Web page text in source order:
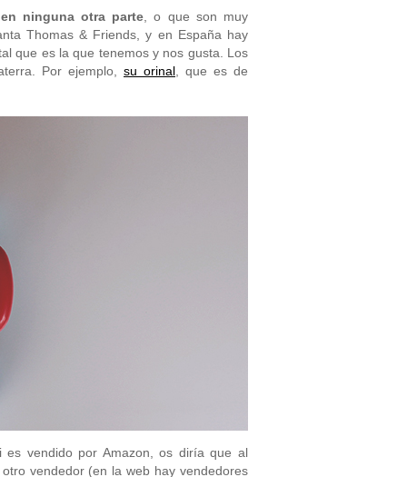
ninguna otra parte , o que son muy
Thomas & Friends, y en España hay
que es la que tenemos y nos gusta. Los
Por ejemplo, su orinal , que es de
es vendido por Amazon, os diría que al
vendedor (en la web hay vendedores